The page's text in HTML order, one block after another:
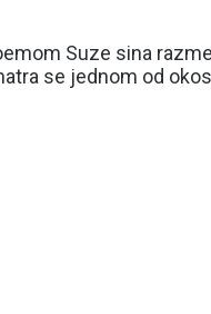
Suze sina
se jednom od